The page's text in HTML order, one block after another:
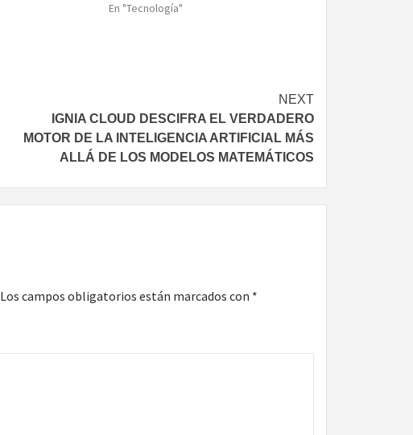
En "Tecnología"
NEXT
IGNIA CLOUD DESCIFRA EL VERDADERO
MOTOR DE LA INTELIGENCIA ARTIFICIAL MÁS
ALLÁ DE LOS MODELOS MATEMÁTICOS
Los campos obligatorios están marcados con *